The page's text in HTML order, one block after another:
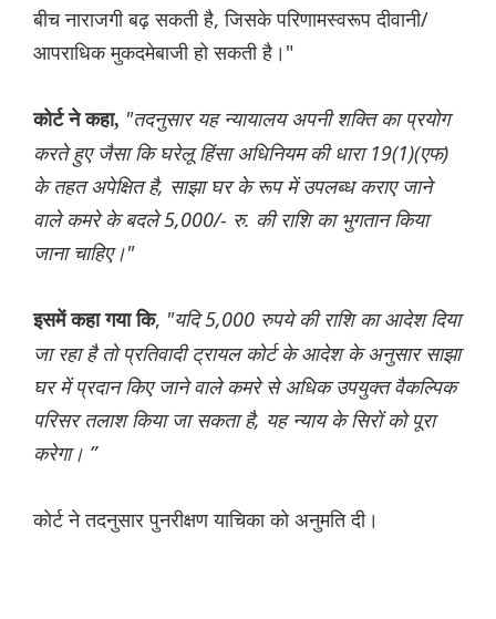
बीच नाराजगी बढ़ सकती है, जिसके परिणामस्वरूप दीवानी/
आपराधिक मुकदमेबाजी हो सकती है।"
कोर्ट ने कहा, "तदनुसार यह न्यायालय अपनी शक्ति का प्रयोग
करते हुए जैसा कि घरेलू हिंसा अधिनियम की धारा 19(1)(एफ)
के तहत अपेक्षित है, साझा घर के रूप में उपलब्ध कराए जाने
वाले कमरे के बदले 5,000/- रु. की राशि का भुगतान किया
जाना चाहिए।"
इसमें कहा गया कि, "यदि 5,000 रुपये की राशि का आदेश दिया
जा रहा है तो प्रतिवादी ट्रायल कोर्ट के आदेश के अनुसार साझा
घर में प्रदान किए जाने वाले कमरे से अधिक उपयुक्त वैकल्पिक
परिसर तलाश किया जा सकता है, यह न्याय के सिरों को पूरा
करेगा। ”
कोर्ट ने तदनुसार पुनरीक्षण याचिका को अनुमति दी।